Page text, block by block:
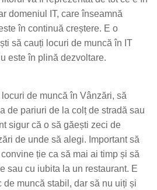
domeniul IT, care înseamnă
în continuă creștere. E o
să cauți locuri de muncă în IT
este în plină dezvoltare.
de muncă în Vânzări, să
de pariuri de la colț de stradă sau
sigur că o să găești zeci de
de unde să alegi. Important să
ție ca să mai ai timp și să
sau cu iubita la un restaurant. E
de muncă stabil, dar să nu uiți și